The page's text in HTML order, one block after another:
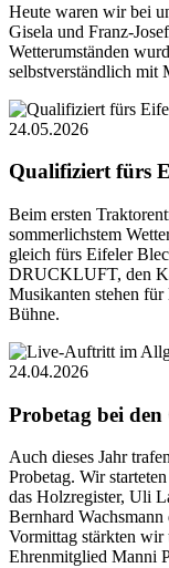
Heute waren wir bei
Gisela und Franz-
Wetterumständen
selbstverständlich
24.05.2026
Qualifiziert fürs
Beim ersten
sommerlichstem
gleich fürs Eifeler
DRUCKLUFT, den
Musikanten stehen
Bühne.
24.04.2026
Probetag bei
Auch dieses Jahr
Probetag. Wir
das Holzregister, Uli
Bernhard
Vormittag stärkten wir
Ehrenmitglied Manni